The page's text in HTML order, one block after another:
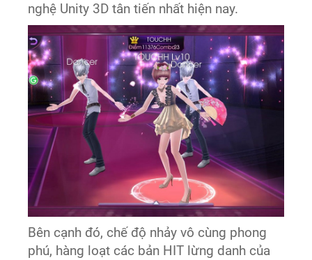
nghệ Unity 3D tân tiến nhất hiện nay.
Bên cạnh đó, chế độ nhảy vô cùng phong
phú, hàng loạt các bản HIT lừng danh của